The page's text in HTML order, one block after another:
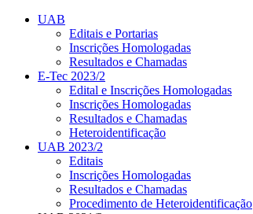
UAB
Editais e Portarias
Inscrições Homologadas
Resultados e Chamadas
E-Tec 2023/2
Edital e Inscrições Homologadas
Inscrições Homologadas
Resultados e Chamadas
Heteroidentificação
UAB 2023/2
Editais
Inscrições Homologadas
Resultados e Chamadas
Procedimento de Heteroidentificação